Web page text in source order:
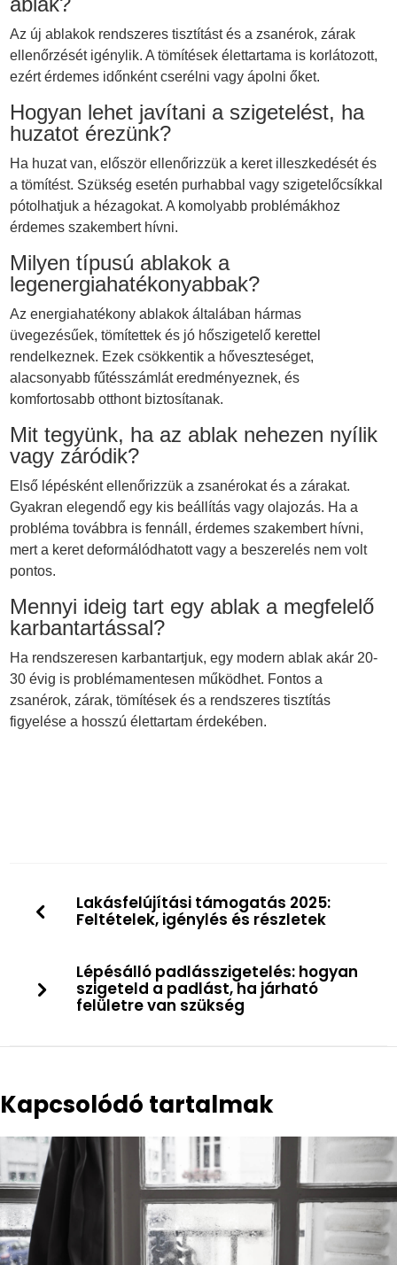
Az új ablakok rendszeres tisztítást és a zsanérok, zárak
ellenőrzését igénylik. A tömítések élettartama is korlátozott,
ezért érdemes időnként cserélni vagy ápolni őket.
Hogyan lehet javítani a szigetelést, ha
huzatot érezünk?
Ha huzat van, először ellenőrizzük a keret illeszkedését és
a tömítést. Szükség esetén purhabbal vagy szigetelőcsíkkal
pótolhatjuk a hézagokat. A komolyabb problémákhoz
érdemes szakembert hívni.
Milyen típusú ablakok a
legenergiahatékonyabbak?
Az energiahatékony ablakok általában hármas
üvegezésűek, tömítettek és jó hőszigetelő kerettel
rendelkeznek. Ezek csökkentik a hőveszteséget,
alacsonyabb fűtésszámlát eredményeznek, és
komfortosabb otthont biztosítanak.
Mit tegyünk, ha az ablak nehezen nyílik
vagy záródik?
Első lépésként ellenőrizzük a zsanérokat és a zárakat.
Gyakran elegendő egy kis beállítás vagy olajozás. Ha a
probléma továbbra is fennáll, érdemes szakembert hívni,
mert a keret deformálódhatott vagy a beszerelés nem volt
pontos.
Mennyi ideig tart egy ablak a megfelelő
karbantartással?
Ha rendszeresen karbantartjuk, egy modern ablak akár 20-
30 évig is problémamentesen működhet. Fontos a
zsanérok, zárak, tömítések és a rendszeres tisztítás
figyelése a hosszú élettartam érdekében.
Lakásfelújítási támogatás 2025:
Feltételek, igénylés és részletek
Lépésálló padlásszigetelés: hogyan
szigeteld a padlást, ha járható
felületre van szükség
Kapcsolódó tartalmak